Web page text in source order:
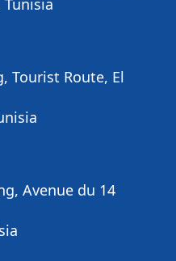
Tunisia
Tourist Route, El
Avenue du 14